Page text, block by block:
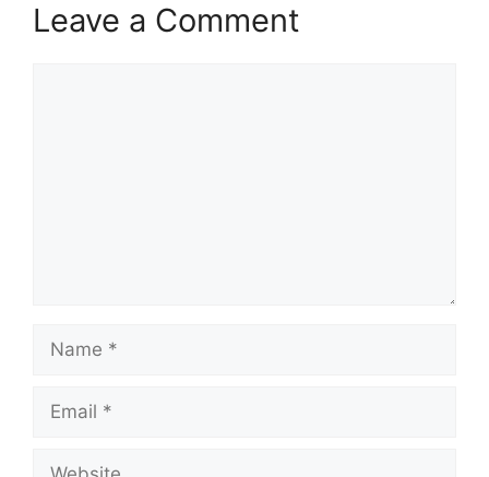
Leave a Comment
Name
Email
Website